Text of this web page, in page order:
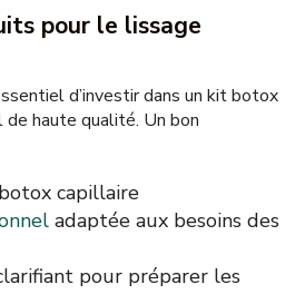
pour le lissage
d’investir dans un kit botox
haute qualité. Un bon
capillaire
adaptée aux besoins des
pour préparer les